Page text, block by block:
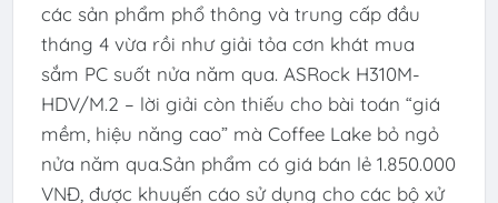
các sản phẩm phổ thông và trung cấp đầu
tháng 4 vừa rồi như giải tỏa cơn khát mua
sắm PC suốt nửa năm qua. ASRock H310M-
HDV/M.2 – lời giải còn thiếu cho bài toán “giá
mềm, hiệu năng cao” mà Coffee Lake bỏ ngỏ
nửa năm qua.Sản phẩm có giá bán lẻ 1.850.000
VNĐ, được khuyến cáo sử dụng cho các bộ xử